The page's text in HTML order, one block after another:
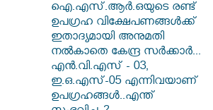
ഐ.എസ്.ആർ.ഒയുടെ രണ്ട്
ഉപഗ്രഹ വിക്ഷേപണങ്ങൾക്ക്
ഇതാദ്യമായി അനുമതി
നൽകാതെ കേന്ദ്ര സർക്കാർ...
എൻ.വി.എസ് - 03,
ഇ.ഒ.എസ്-05 എന്നിവയാണ്
ഉപഗ്രഹങ്ങൾ..എന്ത്